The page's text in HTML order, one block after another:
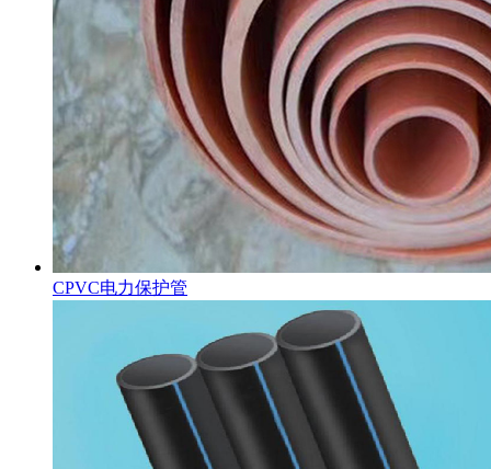
CPVC电力保护管